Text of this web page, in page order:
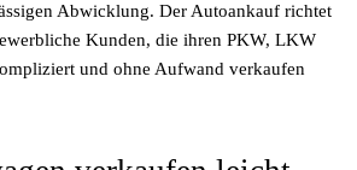
Abwicklung. Der Autoankauf richtet
Kunden, die ihren PKW, LKW
und ohne Aufwand verkaufen